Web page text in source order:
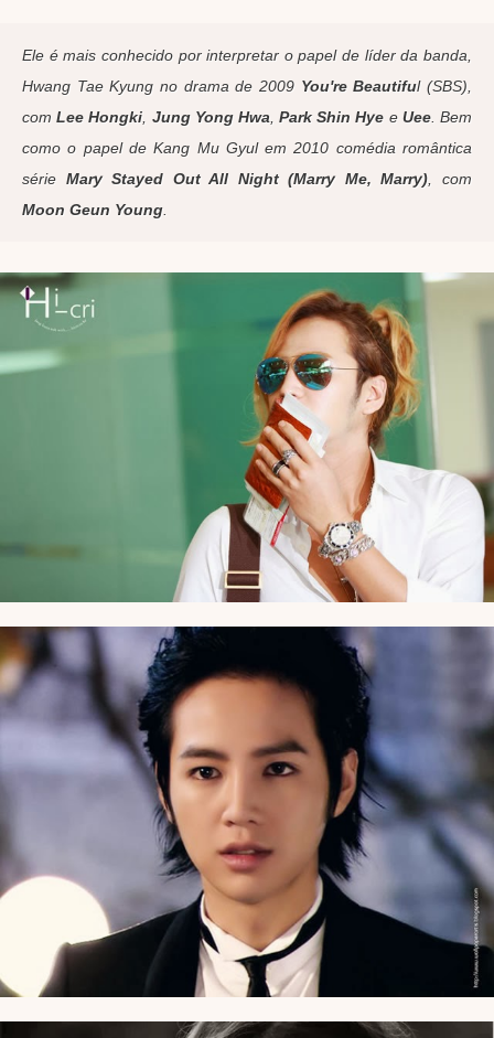
Ele é mais conhecido por interpretar o papel de líder da banda,
Hwang Tae Kyung no drama de 2009 You're Beautiful (SBS),
comLee Hongki Jung Yong Hwa ,Park Shin Hye e Uee. Bem
como o papel de Kang Mu Gyul em 2010 comédia romântica
série Mary Stayed Out All Night (Marry Me, Marry) , com
Moon Geun Young